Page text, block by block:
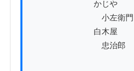
かじや
小左衛門
白木屋
忠治郎